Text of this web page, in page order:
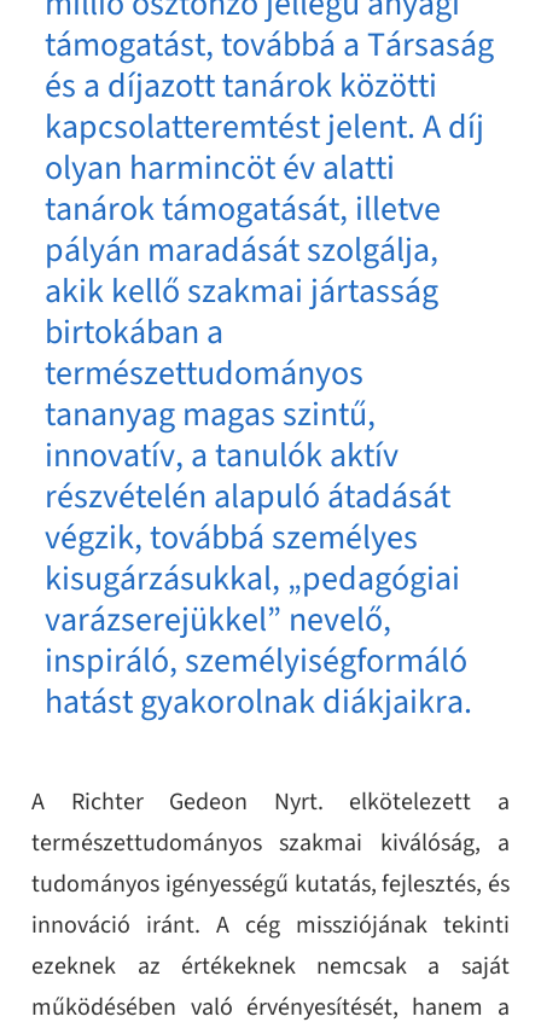
támogatást, továbbá a Társaság
és a díjazott tanárok közötti
kapcsolatteremtést jelent. A díj
olyan harmincöt év alatti
tanárok támogatását, illetve
pályán maradását szolgálja,
akik kellő szakmai jártasság
birtokában a
természettudományos
tananyag magas szintű,
innovatív, a tanulók aktív
részvételén alapuló átadását
végzik, továbbá személyes
kisugárzásukkal, „pedagógiai
varázserejükkel” nevelő,
inspiráló, személyiségformáló
hatást gyakorolnak diákjaikra.
A Richter Gedeon Nyrt. elkötelezett a
természettudományos szakmai kiválóság, a
tudományos igényességű kutatás, fejlesztés, és
innováció iránt. A cég missziójának tekinti
ezeknek az értékeknek nemcsak a saját
működésében való érvényesítését, hanem a